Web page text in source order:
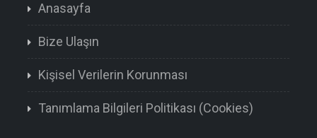
Anasayfa
Bize Ulaşın
Kişisel Verilerin Korunması
Tanımlama Bilgileri Politikası (Cookies)